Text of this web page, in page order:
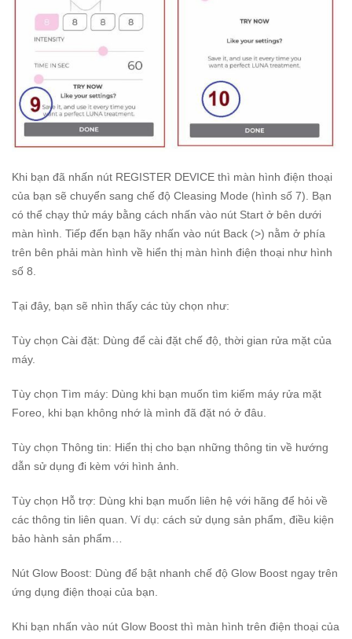
Khi bạn đã nhấn nút REGISTER DEVICE thì màn hình điện thoại
của bạn sẽ chuyển sang chế độ Cleasing Mode (hình số 7). Bạn
có thể chạy thử máy bằng cách nhấn vào nút Start ở bên dưới
màn hình. Tiếp đến bạn hãy nhấn vào nút Back (>) nằm ở phía
trên bên phải màn hình về hiển thị màn hình điện thoại như hình
số 8.
Tại đây, bạn sẽ nhìn thấy các tùy chọn như:
Tùy chọn Cài đặt: Dùng để cài đặt chế độ, thời gian rửa mặt của
máy.
Tùy chọn Tìm máy: Dùng khi bạn muốn tìm kiếm máy rửa mặt
Foreo, khi bạn không nhớ là mình đã đặt nó ở đâu.
Tùy chọn Thông tin: Hiển thị cho bạn những thông tin về hướng
dẫn sử dụng đi kèm với hình ảnh.
Tùy chọn Hỗ trợ: Dùng khi bạn muốn liên hệ với hãng để hỏi về
các thông tin liên quan. Ví dụ: cách sử dụng sản phẩm, điều kiện
bảo hành sản phẩm…
Nút Glow Boost: Dùng để bật nhanh chế độ Glow Boost ngay trên
ứng dụng điện thoại của bạn.
Khi bạn nhấn vào nút Glow Boost thì màn hình trên điện thoại của